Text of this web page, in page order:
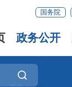
国务院
政务公开